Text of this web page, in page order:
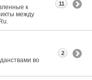
к
между
11
во
2